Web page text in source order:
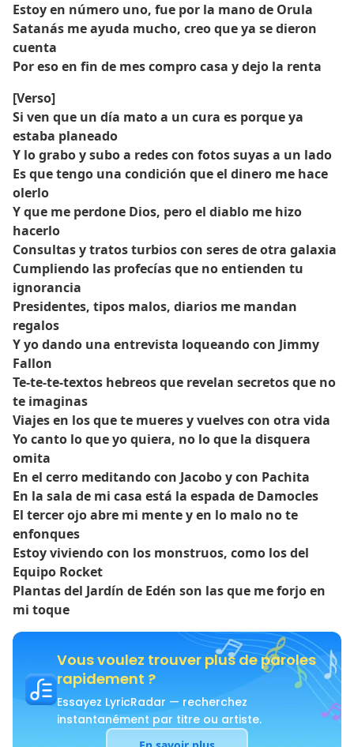
Estoy en número uno, fue por la mano de Orula
Satanás me ayuda mucho, creo que ya se dieron
cuenta
Por eso en fin de mes compro casa y dejo la renta
[Verso]
Si ven que un día mato a un cura es porque ya
estaba planeado
Y lo grabo y subo a redes con fotos suyas a un lado
Es que tengo una condición que el dinero me hace
olerlo
Y que me perdone Dios, pero el diablo me hizo
hacerlo
Consultas y tratos turbios con seres de otra galaxia
Cumpliendo las profecías que no entienden tu
ignorancia
Presidentes, tipos malos, diarios me mandan
regalos
Y yo dando una entrevista loqueando con Jimmy
Fallon
Te-te-te-textos hebreos que revelan secretos que no
te imaginas
Viajes en los que te mueres y vuelves con otra vida
Yo canto lo que yo quiera, no lo que la disquera
omita
En el cerro meditando con Jacobo y con Pachita
En la sala de mi casa está la espada de Damocles
El tercer ojo abre mi mente y en lo malo no te
enfonques
Estoy viviendo con los monstruos, como los del
Equipo Rocket
Plantas del Jardín de Edén son las que me forjo en
mi toque
Vous voulez trouver plus de paroles
rapidement ?
Essayez LyricRadar — recherchez
instantanément par titre ou artiste.